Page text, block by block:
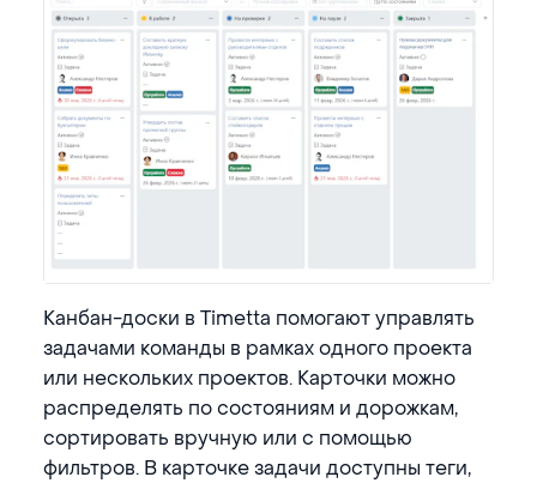
Канбан-доски в Timetta помогают управлять
задачами команды в рамках одного проекта
или нескольких проектов. Карточки можно
распределять по состояниям и дорожкам,
сортировать вручную или с помощью
фильтров. В карточке задачи доступны теги,